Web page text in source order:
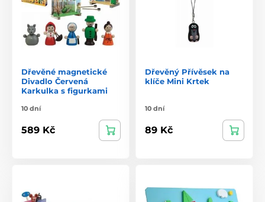
Dřevěné magnetické
Divadlo Červená
Karkulka s figurkami
10 dní
589 Kč
Dřevěný Přívěsek na
klíče Mini Krtek
10 dní
89 Kč